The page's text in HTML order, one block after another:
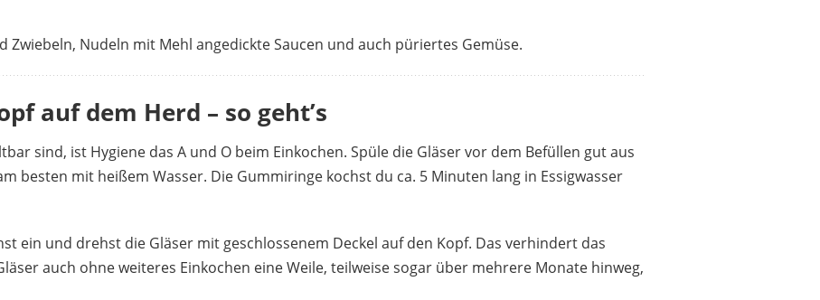
Zwiebeln, Nudeln mit Mehl angedickte Saucen und auch püriertes Gemüse.
auf dem Herd – so geht’s
sind, ist Hygiene das A und O beim Einkochen. Spüle die Gläser vor dem Befüllen gut aus
besten mit heißem Wasser. Die Gummiringe kochst du ca. 5 Minuten lang in Essigwasser
ein und drehst die Gläser mit geschlossenem Deckel auf den Kopf. Das verhindert das
auch ohne weiteres Einkochen eine Weile, teilweise sogar über mehrere Monate hinweg,